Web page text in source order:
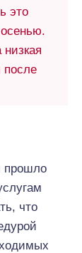
это
после
прошло
что